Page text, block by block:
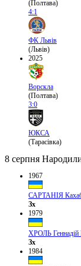
(Полтава)
4:1
ФК Львів
(Львів)
2025
Ворскла
(Полтава)
3:0
ЮКСА
(Тарасівка)
8 серпня
1967
САРТАНІЯ
Зх
1979
ХРОЛЬ Геннадій
Зх
1984